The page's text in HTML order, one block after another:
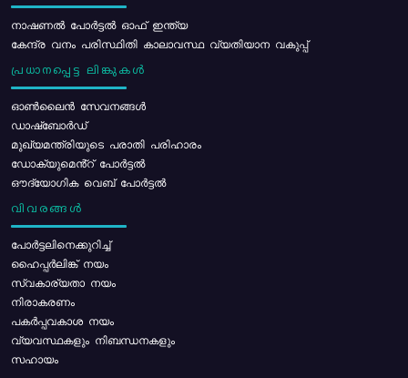
നാഷണൽ പോർട്ടൽ ഓഫ് ഇന്ത്യ
കേന്ദ്ര വനം പരിസ്ഥിതി കാലാവസ്ഥ വ്യതിയാന വകുപ്പ്
പ്രധാനപ്പെട്ട ലിങ്കുകൾ
ഓൺലൈൻ സേവനങ്ങൾ
ഡാഷ്ബോർഡ്
മുഖ്യമന്ത്രിയുടെ പരാതി പരിഹാരം
ഡോക്യുമെൻ്റ് പോർട്ടൽ
ഔദ്യോഗിക വെബ് പോർട്ടൽ
വിവരങ്ങൾ
പോര്‍ട്ടലിനെക്കുറിച്ച്
ഹൈപ്പർലിങ്ക് നയം
സ്വകാര്യതാ നയം
നിരാകരണം
പകർപ്പവകാശ നയം
വ്യവസ്ഥകളും നിബന്ധനകളും
സഹായം